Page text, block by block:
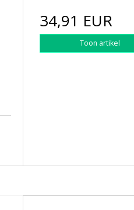
34,91 EUR
Toon artikel